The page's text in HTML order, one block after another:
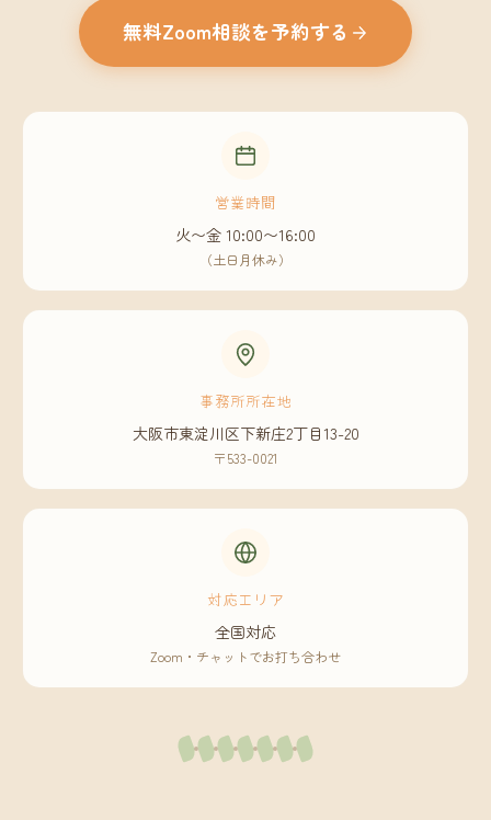
無料Zoom相談を予約する
営業時間
火〜金 10:00〜16:00
（土日月休み）
事務所所在地
大阪市東淀川区下新庄2丁目13-20
〒533-0021
対応エリア
全国対応
Zoom・チャットでお打ち合わせ